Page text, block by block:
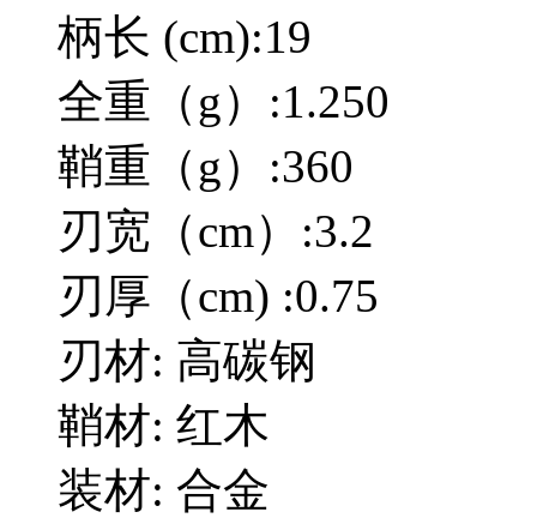
柄长 (cm):19
全重（g）:1.250
鞘重（g）:360
刃宽（cm）:3.2
刃厚（cm) :0.75
刃材: 高碳钢
鞘材: 红木
装材: 合金